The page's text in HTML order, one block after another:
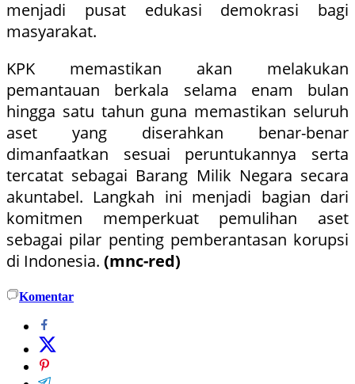
menjadi pusat edukasi demokrasi bagi
masyarakat.
KPK memastikan akan melakukan
pemantauan berkala selama enam bulan
hingga satu tahun guna memastikan seluruh
aset yang diserahkan benar-benar
dimanfaatkan sesuai peruntukannya serta
tercatat sebagai Barang Milik Negara secara
akuntabel. Langkah ini menjadi bagian dari
komitmen memperkuat pemulihan aset
sebagai pilar penting pemberantasan korupsi
di Indonesia. (mnc-red)
Komentar